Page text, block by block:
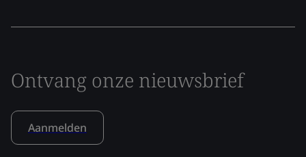
Ontvang onze nieuwsbrief
Aanmelden